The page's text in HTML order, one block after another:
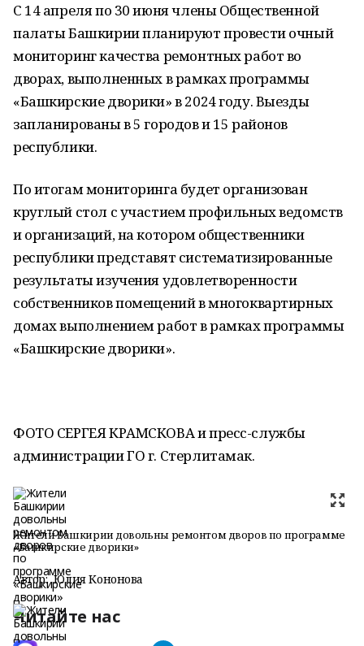
С 14 апреля по 30 июня члены Общественной
палаты Башкирии планируют провести очный
мониторинг качества ремонтных работ во
дворах, выполненных в рамках программы
«Башкирские дворики» в 2024 году. Выезды
запланированы в 5 городов и 15 районов
республики.
По итогам мониторинга будет организован
круглый стол с участием профильных ведомств
и организаций, на котором общественники
республики представят систематизированные
результаты изучения удовлетворенности
собственников помещений в многоквартирных
домах выполнением работ в рамках программы
«Башкирские дворики».
ФОТО СЕРГЕЯ КРАМСКОВА и пресс-службы
администрации ГО г. Стерлитамак.
Жители Башкирии довольны ремонтом дворов по программе
«Башкирские дворики»
Автор: Юлия Кононова
Читайте нас